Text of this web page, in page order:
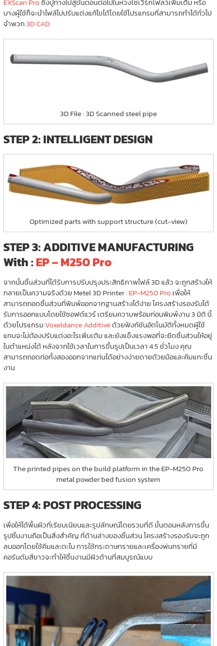
บางผู้ใช้ก็จะนำไฟล์ไปปรับแต่งแก้ไขได้โดยใช้โปรแกรมที่สามารถทำได้ทั่วไป
จำพวก3D CAD
3D File : 3D Scanned steel pipe
STEP 2: INTELLIGENT DESIGN
Optimized parts with support structure (cut-view)
STEP 3: ADDITIVE MANUFACTURING
With :EP – M250 Pro
จากนั้นชิ้นส่วนที่ได้รับการปรับปรุงประสิทธิภาพไฟล์ 3D แล้ว จะถูกสร้างให้
กลายเป็นความจริงด้วย Metel 3D Printer : EP-M250 Pro เพื่อให้
สามารถถอดชิ้นส่วนที่พิมพ์ออกจากฐานสร้างได้ง่าย โครงสร้างรองรับได้
รับการออกแบบโดยใช้ซอฟต์แวร์ เตรียมความพร้อมก่อนพิมพ์งาน 3 มิติ นี้
ด้วยโปรแกรม Voxeldance Additiveด้วยฟังก์ชันอัตโนมัติทั้งหมดผู้ใช้
แทบจะไม่ต้องปรับแต่งอะไรเพิ่มเติม และยังแข็งแรงพอที่จะยึดชิ้นส่วนให้อยู่
ในตำแหน่งได้ หลังจากใช้เวลาในการขึ้นรูปเป็นเวลา 4.5 ชั่วโมง คุณ
สามารถถอดท่อทั้งสองออกจากแท่นได้อย่างง่ายดายด้วยมือและคีมแกะชิ้น
งาน
The printed pipes on the build platform in the EP-M250 Pro
metal powder bed fusion system
STEP 4: POST PROCESSING
เพื่อให้ได้พื้นผิวที่เรียบเนียนและรูปลักษณ์โดยรวมที่ดี ขั้นตอนหลังการขึ้น
รูปชิ้นงานถือเป็นสิ่งสำคัญ ที่ด้านล่างของชิ้นส่วน โครงสร้างรองรับจะถูก
ลบออกโดยใช้คีมและตะไบ การใช้กระดาษทรายและเครื่องพ่นทรายที่มี
คอรันดัมสีขาวจะทำให้ชิ้นงานมีผิวด้านที่สมบูรณ์แบบ